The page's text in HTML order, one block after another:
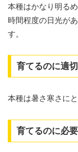
本種はかなり明る
時間程度の日光が
す。
育てるのに適
本種は暑さ寒さに
育てるのに必